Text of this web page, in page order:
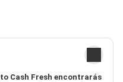
Cash Fresh encontrarás